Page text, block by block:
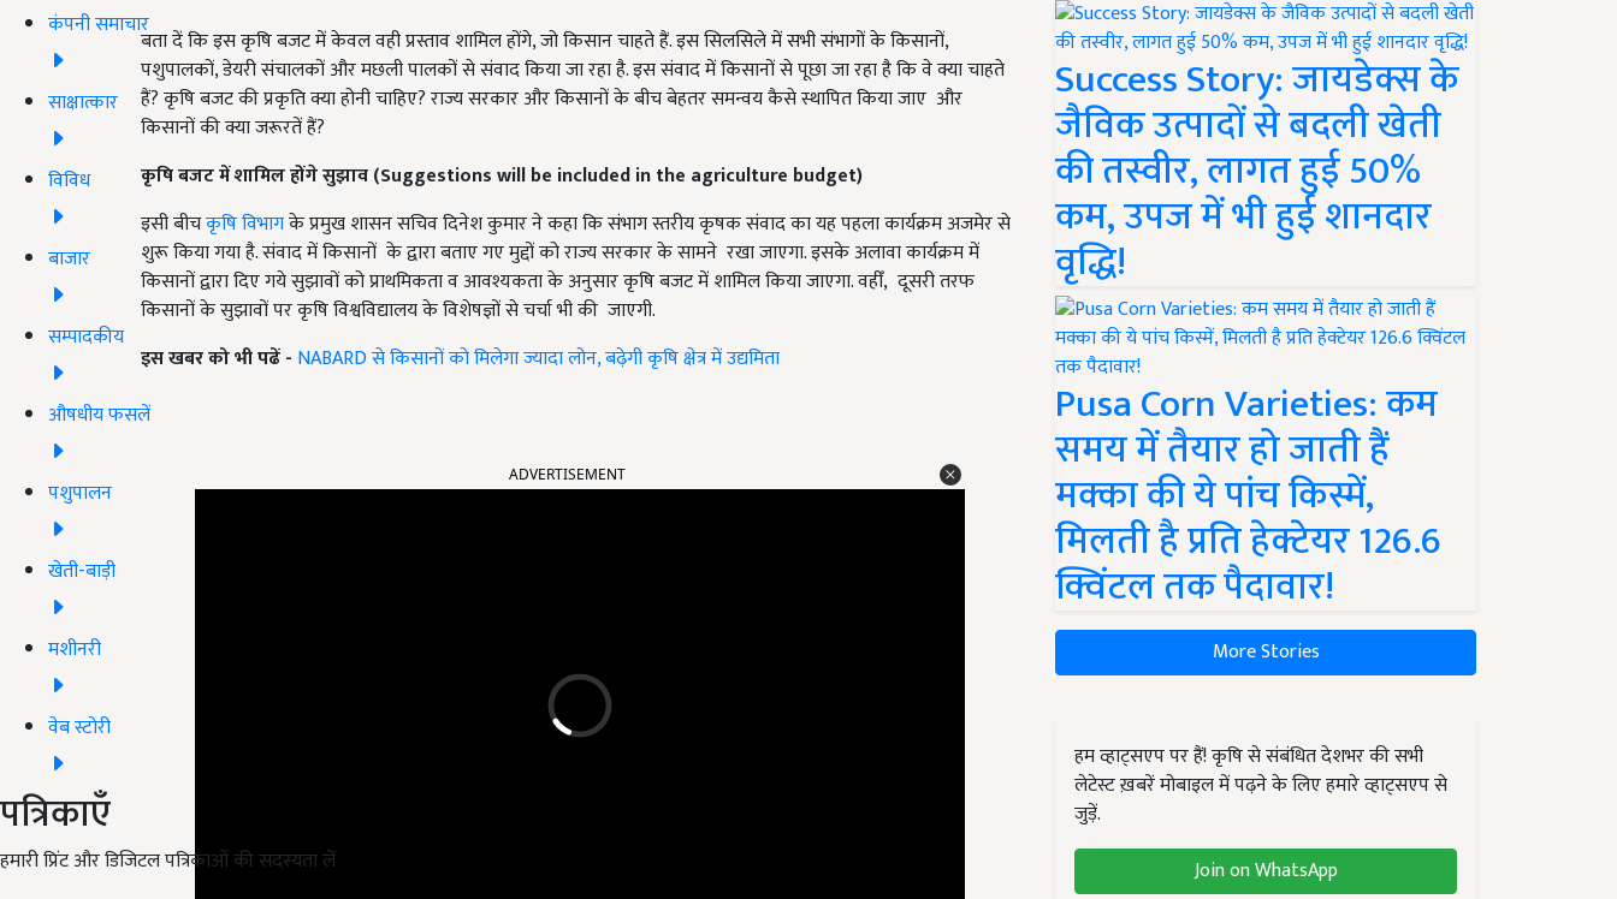
कंपनी समाचार
साक्षात्कार
विविध
बाजार
सम्पादकीय
औषधीय फसलें
पशुपालन
खेती-बाड़ी
मशीनरी
वेब स्टोरी
पत्रिकाएँ
हमारी प्रिंट और डिजिटल पत्रिकाओं की सदस्यता लें
बता दें कि इस कृषि बजट में केवल वही प्रस्ताव शामिल होंगे, जो किसान चाहते हैं. इस सिलसिले में सभी संभागों के किसानों,
पशुपालकों, डेयरी संचालकों और मछली पालकों से संवाद किया जा रहा है. इस संवाद में किसानों से पूछा जा रहा है कि वे क्या चाहते
हैं? कृषि बजट की प्रकृति क्या होनी चाहिए? राज्य सरकार और किसानों के बीच बेहतर समन्वय कैसे स्थापित किया जाए और
किसानों की क्या जरूरतें हैं?
कृषि बजट में शामिल होंगे सुझाव (Suggestions will be included in the agriculture budget)
इसी बीचकृषि विभागके प्रमुख शासन सचिव दिनेश कुमार ने कहा कि संभाग स्तरीय कृषक संवाद का यह पहला कार्यक्रम अजमेर से
शुरू किया गया है. संवाद में किसानों के द्वारा बताए गए मुद्दों को राज्य सरकार के सामने रखा जाएगा. इसके अलावा कार्यक्रम में
किसानों द्वारा दिए गये सुझावों को प्राथमिकता व आवश्यकता के अनुसार कृषि बजट में शामिल किया जाएगा. वहीँ, दूसरी तरफ
किसानों के सुझावों पर कृषि विश्वविद्यालय के विशेषज्ञों से चर्चा भी की जाएगी.
इस खबर को भी पढें - NABARD से किसानों को मिलेगा ज्यादा लोन, बढ़ेगी कृषि क्षेत्र में उद्यमिता
Success Story: जायडेक्स के
जैविक उत्पादों से बदली खेती
की तस्वीर, लागत हुई 50%
कम, उपज में भी हुई शानदार
वृद्धि!
Pusa Corn Varieties: कम
समय में तैयार हो जाती हैं
मक्का की ये पांच किस्में,
मिलती है प्रति हेक्टेयर 126.6
क्विंटल तक पैदावार!
More Stories
हम व्हाट्सएप पर हैं! कृषि से संबंधित देशभर की सभी
लेटेस्ट ख़बरें मोबाइल में पढ़ने के लिए हमारे व्हाट्सएप से
जुड़ें.
Join on WhatsApp